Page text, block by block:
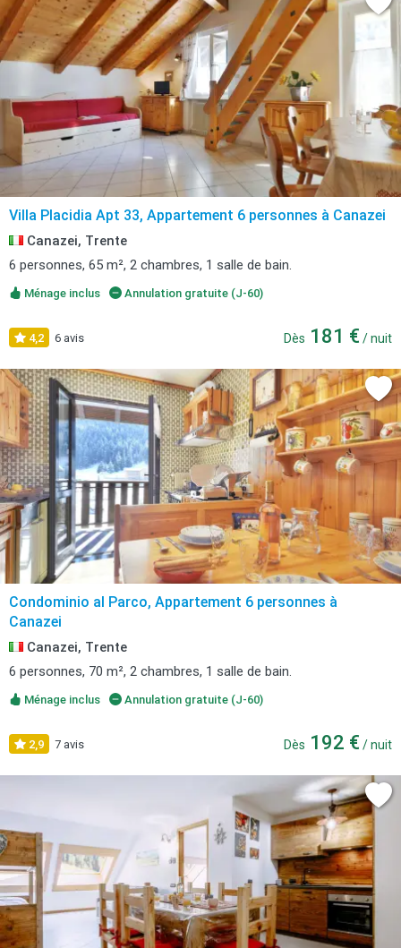
Villa Placidia Apt 33, Appartement 6 personnes à Canazei
Canazei, Trente
6 personnes, 65 m², 2 chambres, 1 salle de bain.
Ménage inclus Annulation gratuite (J-60)
4,2 6 avis Dès 181 € / nuit
Condominio al Parco, Appartement 6 personnes à
Canazei
Canazei, Trente
6 personnes, 70 m², 2 chambres, 1 salle de bain.
Ménage inclus Annulation gratuite (J-60)
2,9 7 avis Dès 192 € / nuit